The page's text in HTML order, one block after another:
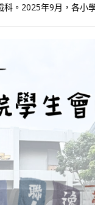
。2025年9月，各小